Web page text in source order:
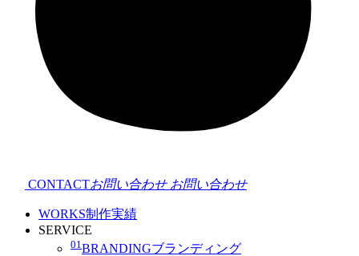
CONTACTお問い合わせ お問い合わせ
WORKS制作実績
SERVICE
01 BRANDINGブランディング